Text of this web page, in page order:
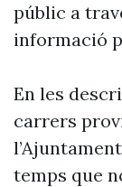
públic a
informació
En les
carrers
temps que